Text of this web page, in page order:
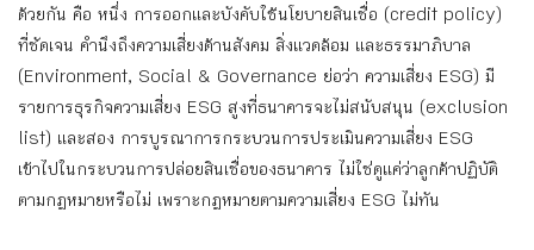
ด้วยกัน คือ หนึ่ง การออกและบังคับใช้นโยบายสินเชื่อ (credit policy)
ที่ชัดเจน คำนึงถึงความเสี่ยงด้านสังคม สิ่งแวดล้อม และธรรมาภิบาล
(Environment, Social & Governance ย่อว่า ความเสี่ยง ESG) มี
รายการธุรกิจความเสี่ยง ESG สูงที่ธนาคารจะไม่สนับสนุน (exclusion
list) และสอง การบูรณาการกระบวนการประเมินความเสี่ยง ESG
เข้าไปในกระบวนการปล่อยสินเชื่อของธนาคาร ไม่ใช่ดูแค่ว่าลูกค้าปฏิบัติ
ตามกฎหมายหรือไม่ เพราะกฎหมายตามความเสี่ยง ESG ไม่ทัน